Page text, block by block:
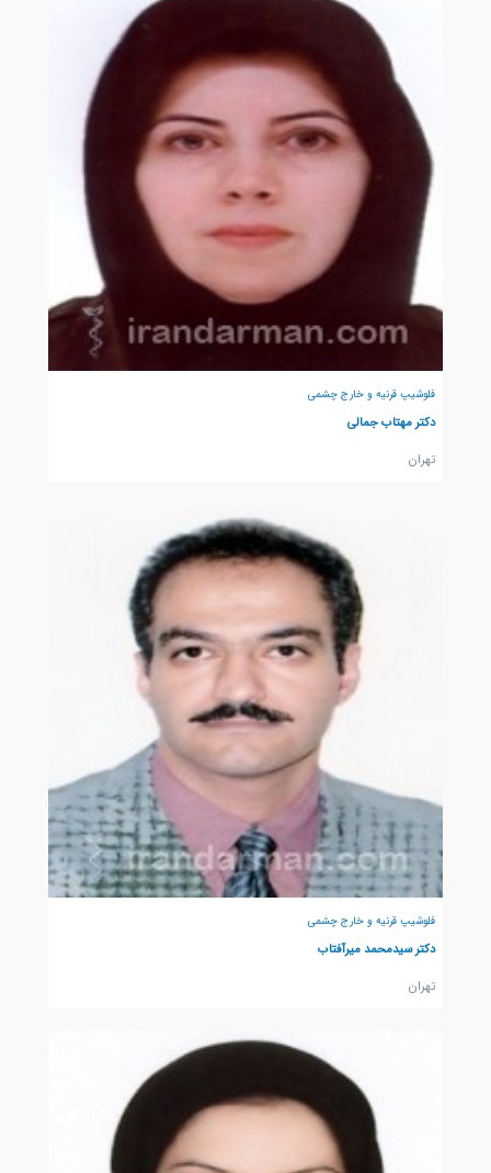
فلوشیپ قرنیه و خارج چشمی
دکتر مهتاب جمالی
تهران
فلوشیپ قرنیه و خارج چشمی
دکتر سیدمحمد میرآفتاب
تهران